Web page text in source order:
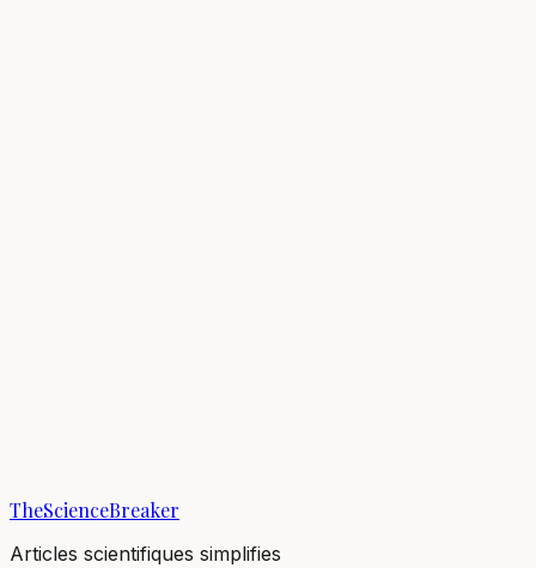
TheScienceBreaker
Articles scientifiques simplifies